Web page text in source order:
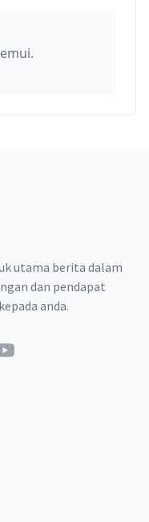
utama berita dalam
dan pendapat
anda.